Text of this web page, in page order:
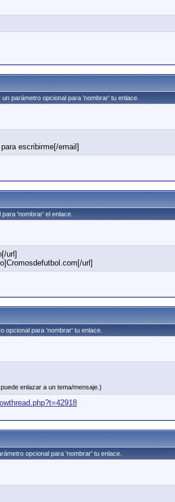
parámetro opcional para 'nombrar' tu enlace.
escribirme[/email]
'nombrar' el enlace.
url]
url]
opcional para 'nombrar' tu enlace.
enlazar a un tema/mensaje.)
opcional para 'nombrar' tu enlace.